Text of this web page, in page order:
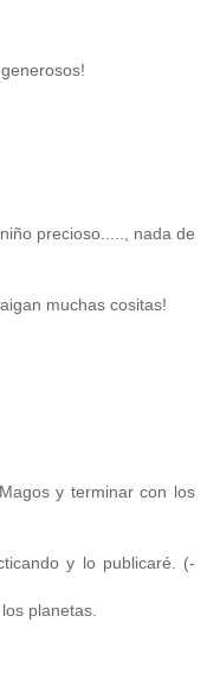
precioso....., nada de
muchas cositas!
y terminar con los
y lo publicaré. (-
planetas.